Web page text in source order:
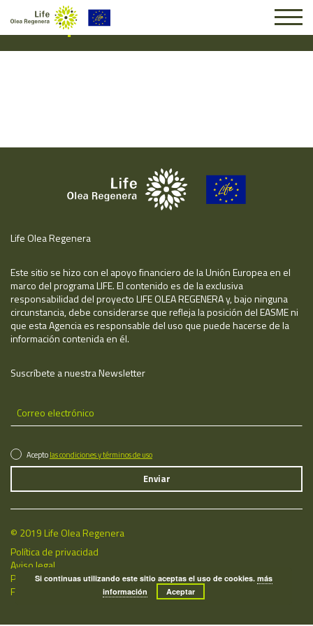
Suscripción #14024
Life Olea Regenera
Este sitio se hizo con el apoyo financiero de la Unión Europea en el
marco del programa LIFE. El contenido es de la exclusiva
responsabilidad del proyecto LIFE OLEA REGENERA y, bajo ninguna
circunstancia, debe considerarse que refleja la posición del EASME ni
que esta Agencia es responsable del uso que puede hacerse de la
información contenida en él.
Suscríbete a nuestra Newsletter
Aceptolas condiciones y términos de uso
© 2019 Life Olea Regenera
Política de privacidad
Aviso legal
Política de cookies
Fecha de última actualización: 07/08/2026
Si continuas utilizando este sitio aceptas el uso de cookies.más
información
Aceptar